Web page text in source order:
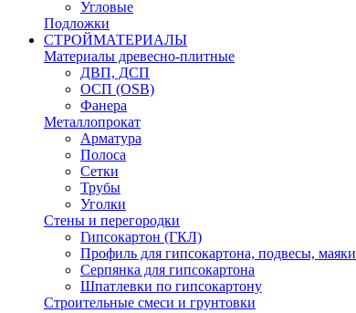
Угловые
Подложки
СТРОЙМАТЕРИАЛЫ
Материалы древесно-плитные
ДВП, ДСП
ОСП (OSB)
Фанера
Металлопрокат
Арматура
Полоса
Сетки
Трубы
Уголки
Стены и перегородки
Гипсокартон (ГКЛ)
Профиль для гипсокартона, подвесы, маяки
Серпянка для гипсокартона
Шпатлевки по гипсокартону
Строительные смеси и грунтовки